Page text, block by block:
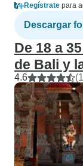
Regístrate para
Descargar
De 18 a
de Bali y
4.6